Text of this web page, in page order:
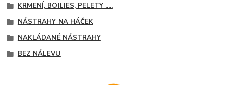
KRMENÍ, BOILIES, PELETY .....
NÁSTRAHY NA HÁČEK
NAKLÁDANÉ NÁSTRAHY
BEZ NÁLEVU